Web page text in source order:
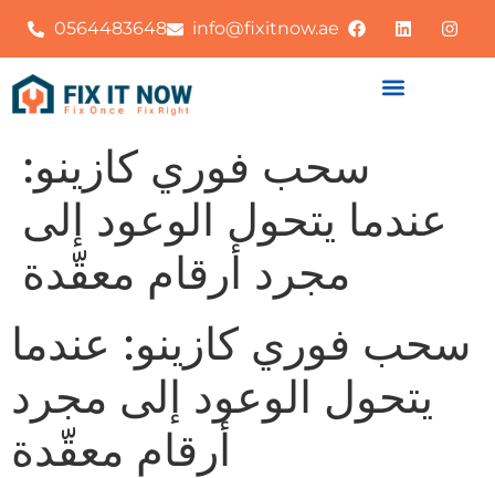
0564483648 info@fixitnow.ae
سحب فوري كازينو:
عندما يتحول الوعود إلى
مجرد أرقام معقّدة
سحب فوري كازينو: عندما
يتحول الوعود إلى مجرد
أرقام معقّدة